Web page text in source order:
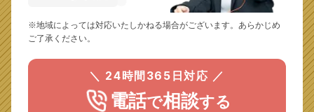
※地域によっては対応いたしかねる場合がございます。あらかじめ
ご了承ください。
＼ 24時間365日対応 ／
電話で相談する